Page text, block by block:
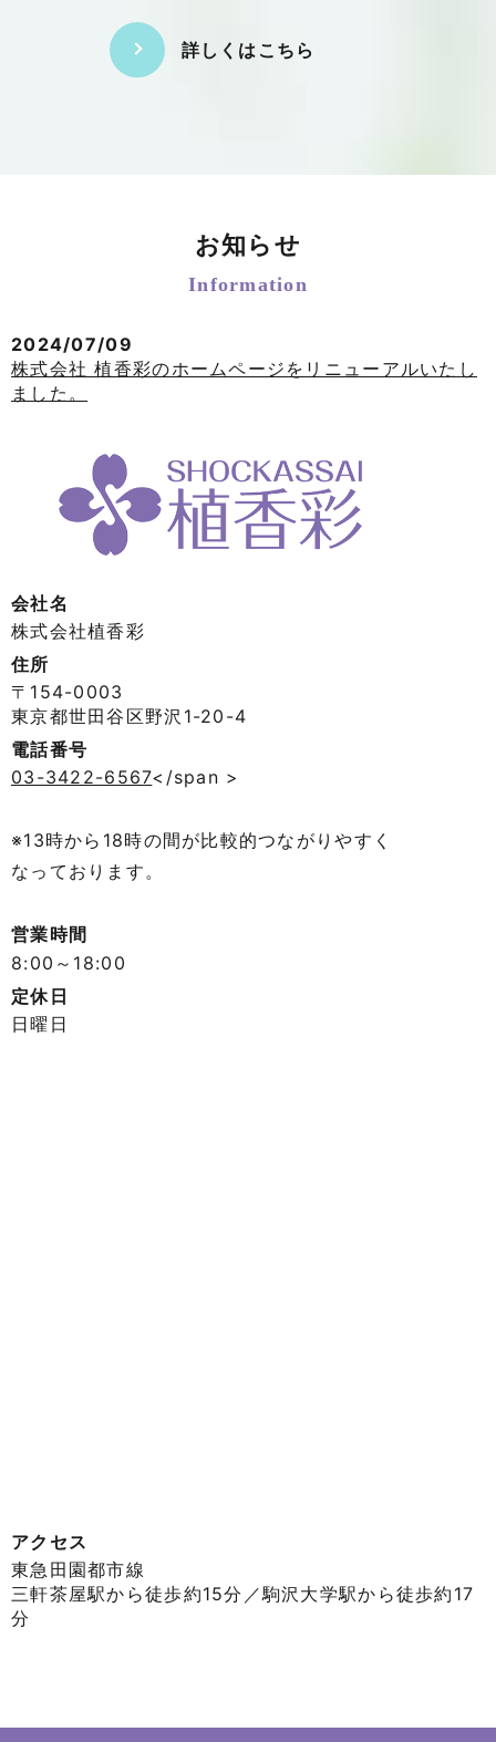
詳しくはこちら
お知らせ
Information
2024/07/09
株式会社 植香彩のホームページをリニューアルいたし
ました。
会社名
株式会社植香彩
住所
〒154-0003
東京都世田谷区野沢1-20-4
電話番号
03-3422-6567</span >
※13時から18時の間が比較的つながりやすく
なっております。
営業時間
8:00～18:00
定休日
日曜日
アクセス
東急田園都市線
三軒茶屋駅から徒歩約15分／駒沢大学駅から徒歩約17
分